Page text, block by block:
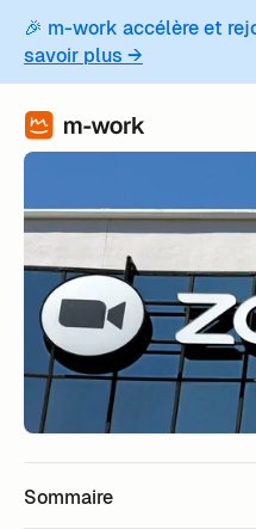
🎉 m-work accélère et
savoir plus →
Sommaire